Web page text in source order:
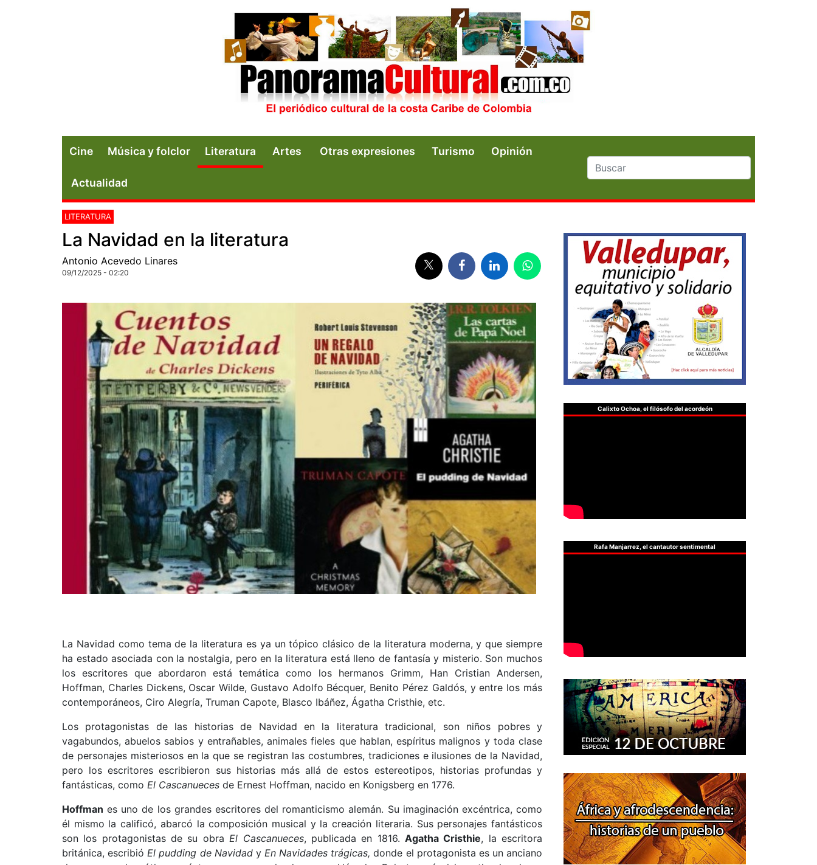
Cine Música y folclor Literatura Artes Otras expresiones Turismo Opinión
Actualidad
LITERATURA
La Navidad en la literatura
Antonio Acevedo Linares
09/12/2025 - 02:20
La Navidad como tema de la literatura es ya un tópico clásico de la literatura moderna, y que siempre
ha estado asociada con la nostalgia, pero en la literatura está lleno de fantasía y misterio. Son muchos
los escritores que abordaron está temática como los hermanos Grimm, Han Cristian Andersen,
Hoffman, Charles Dickens, Oscar Wilde, Gustavo Adolfo Bécquer, Benito Pérez Galdós, y entre los más
contemporáneos, Ciro Alegría, Truman Capote, Blasco Ibáñez, Ágatha Cristhie, etc.
Los protagonistas de las historias de Navidad en la literatura tradicional, son niños pobres y
vagabundos, abuelos sabios y entrañables, animales fieles que hablan, espíritus malignos y toda clase
de personajes misteriosos en la que se registran las costumbres, tradiciones e ilusiones de la Navidad,
pero los escritores escribieron sus historias más allá de estos estereotipos, historias profundas y
fantásticas, como El Cascanueces de Ernest Hoffman, nacido en Konigsberg en 1776.
Hoffman es uno de los grandes escritores del romanticismo alemán. Su imaginación excéntrica, como
él mismo la calificó, abarcó la composición musical y la creación literaria. Sus personajes fantásticos
son los protagonistas de su obraEl Cascanueces, publicada en 1816. Agatha Cristhie, la escritora
británica, escribióEl pudding de Navidady En Navidades trágicas, donde el protagonista es un anciano
Calixto Ochoa, el filósofo del acordeón
Rafa Manjarrez, el cantautor sentimental